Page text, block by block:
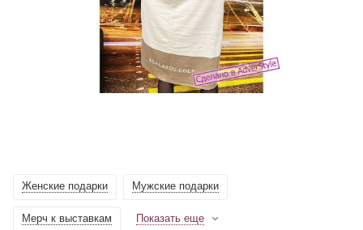
Женские подарки Мужские подарки
Мерч к выставкам Показать еще